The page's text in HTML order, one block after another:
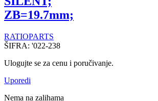
ZB=19.7mm;
RATIOPARTS
ŠIFRA: '022-238
Ulogujte se za cenu i poručivanje.
Uporedi
Nema na zalihama